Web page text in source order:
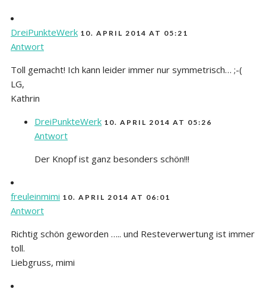
DreiPunkteWerk 10. APRIL 2014 AT 05:21
Antwort
Toll gemacht! Ich kann leider immer nur symmetrisch… ;-(
LG,
Kathrin
DreiPunkteWerk 10. APRIL 2014 AT 05:26
Antwort
Der Knopf ist ganz besonders schön!!!
freuleinmimi 10. APRIL 2014 AT 06:01
Antwort
Richtig schön geworden ….. und Resteverwertung ist immer
toll.
Liebgruss, mimi